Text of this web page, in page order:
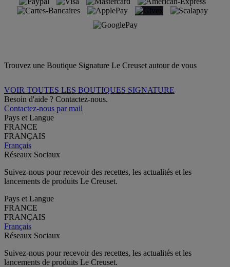
Trouvez une Boutique Signature Le Creuset autour de vous
VOIR TOUTES LES BOUTIQUES SIGNATURE
Besoin d'aide ? Contactez-nous.
Contactez-nous par mail
Pays et Langue
FRANCE
FRANÇAIS
Français
Réseaux Sociaux
Suivez-nous pour recevoir des recettes, les actualités et les
lancements de produits Le Creuset.
Pays et Langue
FRANCE
FRANÇAIS
Français
Réseaux Sociaux
Suivez-nous pour recevoir des recettes, les actualités et les
lancements de produits Le Creuset.